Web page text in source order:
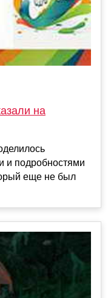
на
и подробностями
еще не был